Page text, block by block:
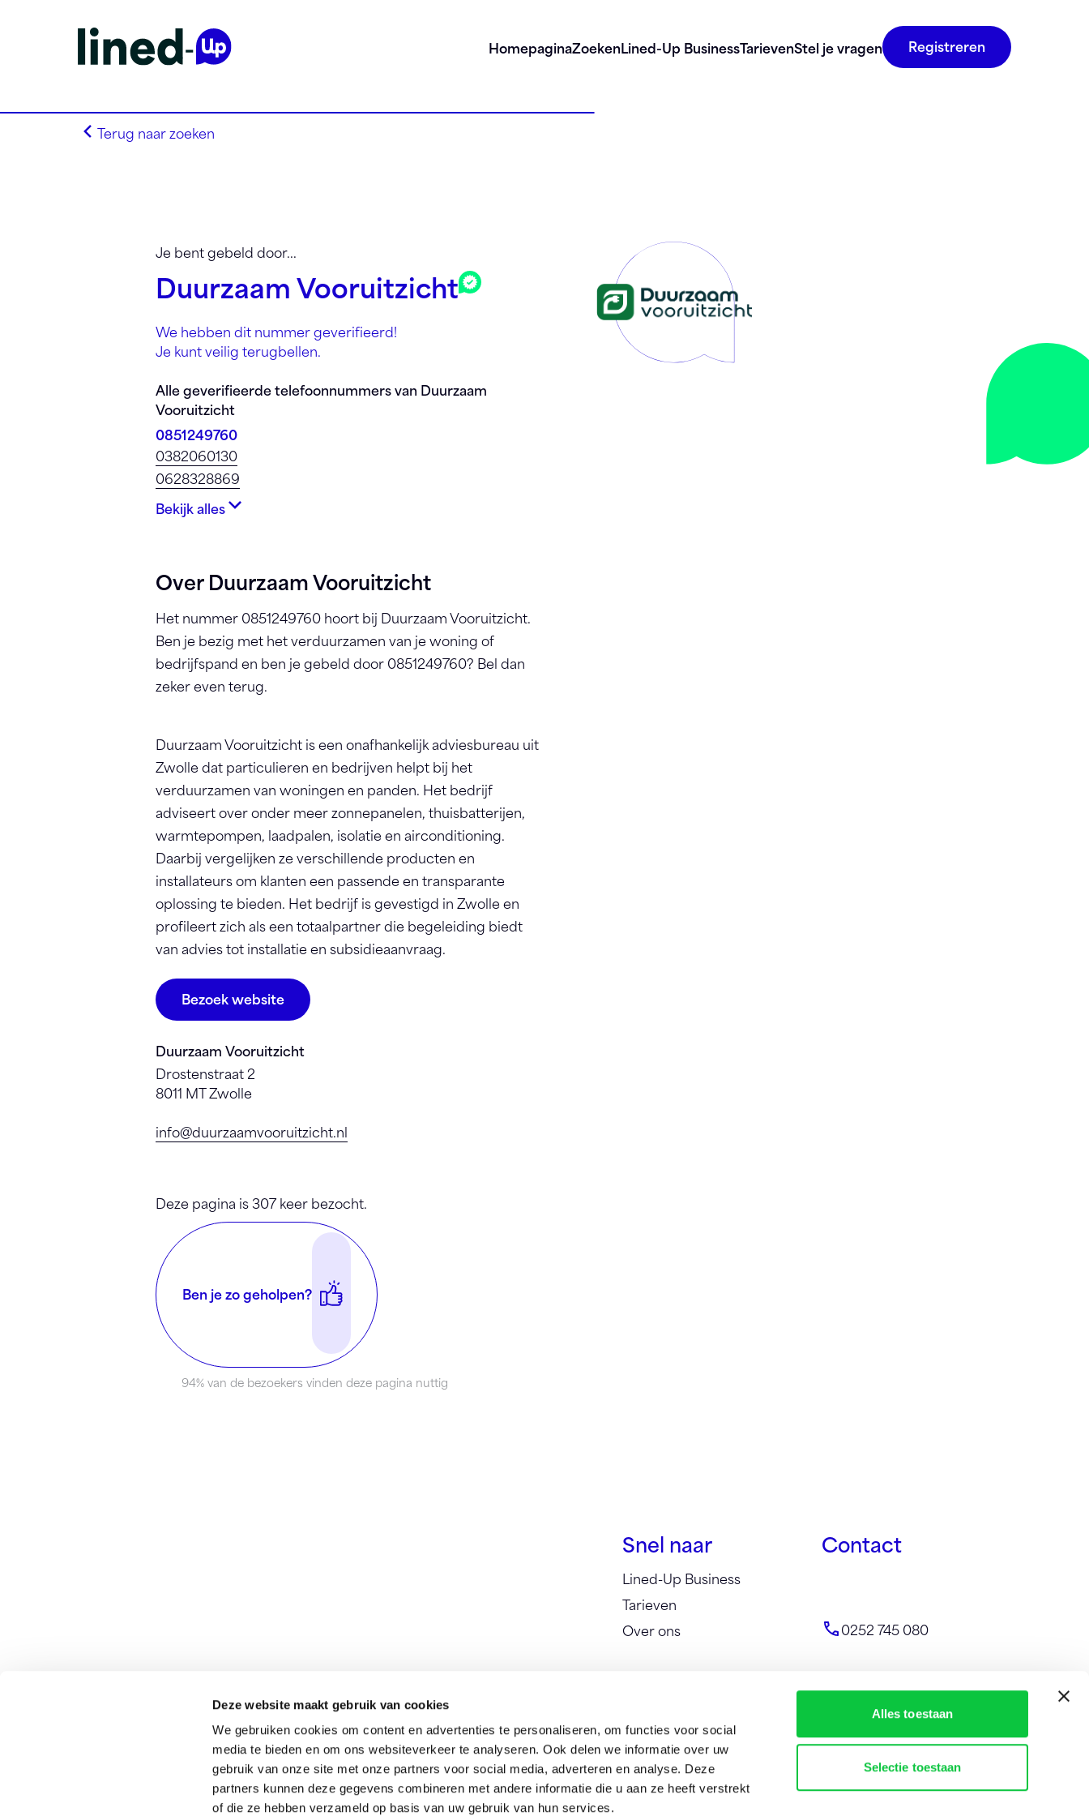
Deze website maakt gebruik van cookies
We gebruiken cookies om content en advertenties te personaliseren, om functies voor social
media te bieden en om ons websiteverkeer te analyseren. Ook delen we informatie over uw
gebruik van onze site met onze partners voor social media, adverteren en analyse. Deze
partners kunnen deze gegevens combineren met andere informatie die u aan ze heeft verstrekt
of die ze hebben verzameld op basis van uw gebruik van hun services.
Alles toestaan
Selectie toestaan
HomepaginaZoekenLined-Up BusinessTarievenStel je vragen Registreren
Terug naar zoeken
Je bent gebeld door...
Duurzaam Vooruitzicht
We hebben dit nummer geverifieerd!
Je kunt veilig terugbellen.
Alle geverifieerde telefoonnummers van Duurzaam
Vooruitzicht
0851249760
0382060130
0628328869
Bekijk alles
Over Duurzaam Vooruitzicht
Het nummer 0851249760 hoort bij Duurzaam Vooruitzicht.
Ben je bezig met het verduurzamen van je woning of
bedrijfspand en ben je gebeld door 0851249760? Bel dan
zeker even terug.
Duurzaam Vooruitzichtis een onafhankelijk adviesbureau uit
Zwolle dat particulieren en bedrijven helpt bij het
verduurzamen van woningen en panden. Het bedrijf
adviseert over onder meer zonnepanelen, thuisbatterijen,
warmtepompen, laadpalen, isolatie en airconditioning.
Daarbij vergelijken ze verschillende producten en
installateurs om klanten een passende en transparante
oplossing te bieden. Het bedrijf is gevestigd in Zwolle en
profileert zich als een totaalpartner die begeleiding biedt
van advies tot installatie en subsidieaanvraag.
Bezoek website
Duurzaam Vooruitzicht
Drostenstraat 2
8011 MT Zwolle
info@duurzaamvooruitzicht.nl
Deze pagina is 307 keer bezocht.
Ben je zo geholpen?
94% van de bezoekers vinden deze pagina nuttig
Snel naar
Lined-Up Business
Tarieven
Over ons
Contact
0252 745 080
Zoek op alfabet
Zoek op netnummer
Lined-Up Business
Stel je vragen
Registreren